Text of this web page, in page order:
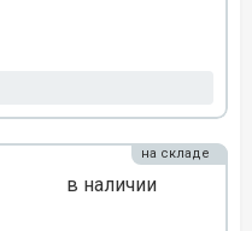
в наличии
на складе